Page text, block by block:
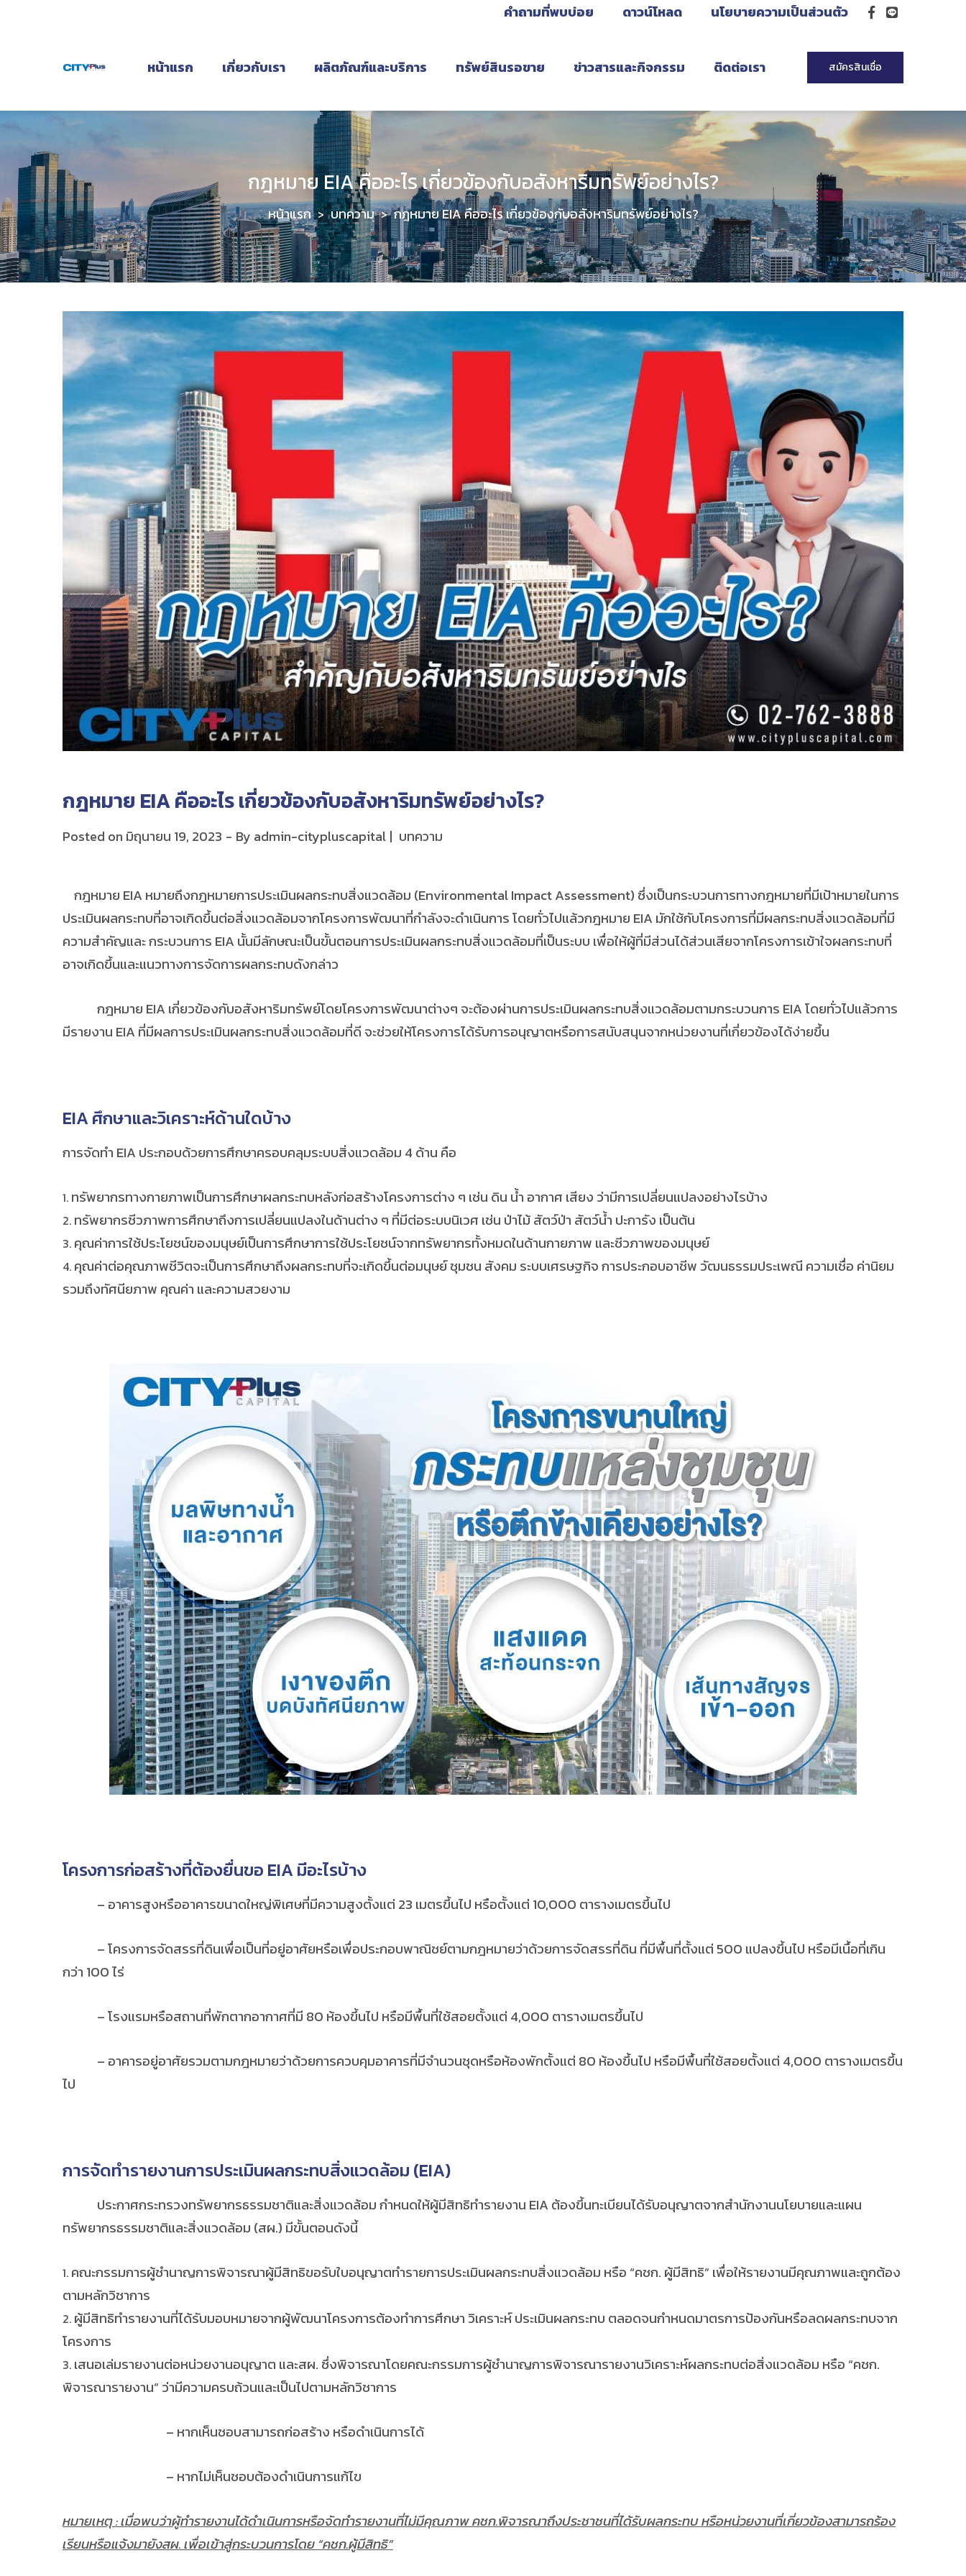
คำถามที่พบบ่อย ดาวน์โหลด นโยบายความเป็นส่วนตัว
หน้าแรก เกี่ยวกับเรา ผลิตภัณฑ์และบริการ ทรัพย์สินรอขาย ข่าวสารและกิจกรรม ติดต่อเรา สมัครสินเชื่อ
กฎหมาย EIA คืออะไร เกี่ยวข้องกับอสังหาริมทรัพย์อย่างไร?
หน้าแรก > บทความ > กฎหมาย EIA คืออะไร เกี่ยวข้องกับอสังหาริมทรัพย์อย่างไร?
กฎหมาย EIA คืออะไร เกี่ยวข้องกับอสังหาริมทรัพย์อย่างไร?
Posted on มิถุนายน 19, 2023 By admin-citypluscapital บทความ
กฎหมาย EIA หมายถึงกฎหมายการประเมินผลกระทบสิ่งแวดล้อม (Environmental Impact Assessment) ซึ่งเป็นกระบวนการทางกฎหมายที่มีเป้าหมายในการ
ประเมินผลกระทบที่อาจเกิดขึ้นต่อสิ่งแวดล้อมจากโครงการพัฒนาที่กำลังจะดำเนินการ โดยทั่วไปแล้วกฎหมาย EIA มักใช้กับโครงการที่มีผลกระทบสิ่งแวดล้อมที่มี
ความสำคัญและ กระบวนการ EIA นั้นมีลักษณะเป็นขั้นตอนการประเมินผลกระทบสิ่งแวดล้อมที่เป็นระบบ เพื่อให้ผู้ที่มีส่วนได้ส่วนเสียจากโครงการเข้าใจผลกระทบที่
อาจเกิดขึ้นและแนวทางการจัดการผลกระทบดังกล่าว
กฎหมาย EIA เกี่ยวข้องกับอสังหาริมทรัพย์โดยโครงการพัฒนาต่างๆ จะต้องผ่านการประเมินผลกระทบสิ่งแวดล้อมตามกระบวนการ EIA โดยทั่วไปแล้วการ
มีรายงาน EIA ที่มีผลการประเมินผลกระทบสิ่งแวดล้อมที่ดี จะช่วยให้โครงการได้รับการอนุญาตหรือการสนับสนุนจากหน่วยงานที่เกี่ยวข้องได้ง่ายขึ้น
EIA ศึกษาและวิเคราะห์ด้านใดบ้าง
การจัดทำ EIA ประกอบด้วยการศึกษาครอบคลุมระบบสิ่งแวดล้อม 4 ด้าน คือ
ทรัพยากรทางกายภาพเป็นการศึกษาผลกระทบหลังก่อสร้างโครงการต่าง ๆ เช่น ดิน น้ำ อากาศ เสียง ว่ามีการเปลี่ยนแปลงอย่างไรบ้าง
ทรัพยากรชีวภาพการศึกษาถึงการเปลี่ยนแปลงในด้านต่าง ๆ ที่มีต่อระบบนิเวศ เช่น ป่าไม้ สัตว์ป่า สัตว์น้ำ ปะการัง เป็นต้น
คุณค่าการใช้ประโยชน์ของมนุษย์เป็นการศึกษาการใช้ประโยชน์จากทรัพยากรทั้งหมดในด้านกายภาพ และชีวภาพของมนุษย์
คุณค่าต่อคุณภาพชีวิตจะเป็นการศึกษาถึงผลกระทบที่จะเกิดขึ้นต่อมนุษย์ ชุมชน สังคม ระบบเศรษฐกิจ การประกอบอาชีพ วัฒนธรรมประเพณี ความเชื่อ ค่านิยม
รวมถึงทัศนียภาพ คุณค่า และความสวยงาม
โครงการก่อสร้างที่ต้องยื่นขอ EIA มีอะไรบ้าง
– อาคารสูงหรืออาคารขนาดใหญ่พิเศษที่มีความสูงตั้งแต่ 23 เมตรขึ้นไป หรือตั้งแต่ 10,000 ตารางเมตรขึ้นไป
– โครงการจัดสรรที่ดินเพื่อเป็นที่อยู่อาศัยหรือเพื่อประกอบพาณิชย์ตามกฎหมายว่าด้วยการจัดสรรที่ดิน ที่มีพื้นที่ตั้งแต่ 500 แปลงขึ้นไป หรือมีเนื้อที่เกิน
กว่า 100 ไร่
– โรงแรมหรือสถานที่พักตากอากาศที่มี 80 ห้องขึ้นไป หรือมีพื้นที่ใช้สอยตั้งแต่ 4,000 ตารางเมตรขึ้นไป
– อาคารอยู่อาศัยรวมตามกฎหมายว่าด้วยการควบคุมอาคารที่มีจำนวนชุดหรือห้องพักตั้งแต่ 80 ห้องขึ้นไป หรือมีพื้นที่ใช้สอยตั้งแต่ 4,000 ตารางเมตรขึ้น
ไป
การจัดทำรายงานการประเมินผลกระทบสิ่งแวดล้อม (EIA)
ประกาศกระทรวงทรัพยากรธรรมชาติและสิ่งแวดล้อม กำหนดให้ผู้มีสิทธิทำรายงาน EIA ต้องขึ้นทะเบียนได้รับอนุญาตจากสำนักงานนโยบายและแผน
ทรัพยากรธรรมชาติและสิ่งแวดล้อม (สผ.) มีขั้นตอนดังนี้
คณะกรรมการผู้ชำนาญการพิจารณาผู้มีสิทธิขอรับใบอนุญาตทำรายการประเมินผลกระทบสิ่งแวดล้อม หรือ “คชก. ผู้มีสิทธิ” เพื่อให้รายงานมีคุณภาพและถูกต้อง
ตามหลักวิชาการ
ผู้มีสิทธิทำรายงานที่ได้รับมอบหมายจากผู้พัฒนาโครงการต้องทำการศึกษา วิเคราะห์ ประเมินผลกระทบ ตลอดจนกำหนดมาตรการป้องกันหรือลดผลกระทบจาก
โครงการ
เสนอเล่มรายงานต่อหน่วยงานอนุญาต และสผ. ซึ่งพิจารณาโดยคณะกรรมการผู้ชำนาญการพิจารณารายงานวิเคราะห์ผลกระทบต่อสิ่งแวดล้อม หรือ “คชก.
พิจารณารายงาน” ว่ามีความครบถ้วนและเป็นไปตามหลักวิชาการ
– หากเห็นชอบสามารถก่อสร้าง หรือดำเนินการได้
– หากไม่เห็นชอบต้องดำเนินการแก้ไข
หมายเหตุ : เมื่อพบว่าผู้ทำรายงานได้ดำเนินการหรือจัดทำรายงานที่ไม่มีคุณภาพ คชก.พิจารณาถึงประชาชนที่ได้รับผลกระทบ หรือหน่วยงานที่เกี่ยวข้องสามารถร้อง
เรียนหรือแจ้งมายังสผ. เพื่อเข้าสู่กระบวนการโดย “คชก.ผู้มีสิทธิ”